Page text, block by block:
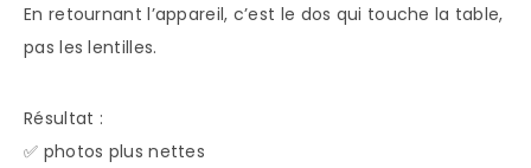
En retournant l’appareil, c’est le dos qui touche la table,
pas les lentilles.
Résultat :
✅ photos plus nettes